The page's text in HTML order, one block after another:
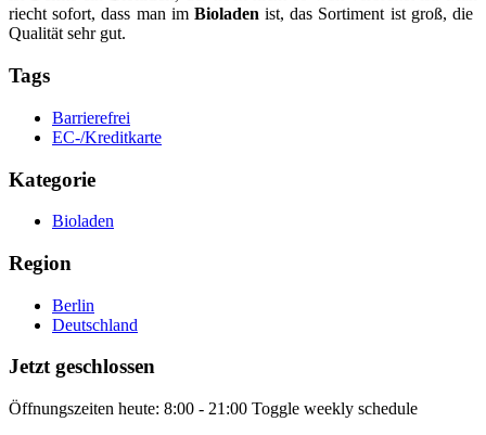
riecht sofort, dass man im Bioladen ist, das Sortiment ist groß, die
Qualität sehr gut.
Tags
Barrierefrei
EC-/Kreditkarte
Kategorie
Bioladen
Region
Berlin
Deutschland
Jetzt geschlossen
Öffnungszeiten heute: 8:00 - 21:00 Toggle weekly schedule